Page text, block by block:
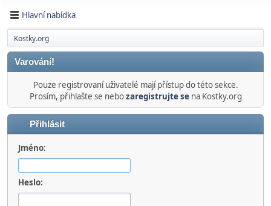
Hlavní nabídka
Kostky.org
Varování!
Pouze registrovaní uživatelé mají přístup do této sekce.
Prosím, přihlašte se nebozaregistrujte sena Kostky.org
Přihlásit
Jméno:
Heslo: